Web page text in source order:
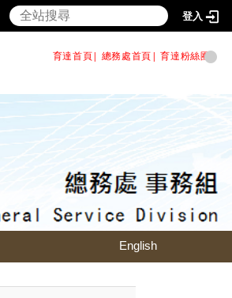
登入
育達首頁| 總務處首頁| 育達粉絲團 |
English